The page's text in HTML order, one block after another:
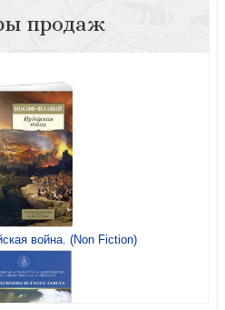
веер
Отцы и дети. Романы
Евгений Онегин
продаж
война. (Non Fiction)